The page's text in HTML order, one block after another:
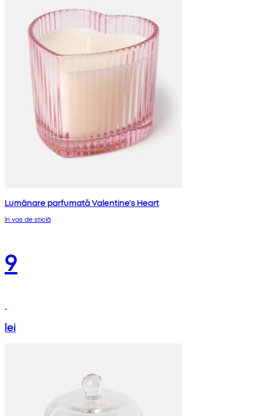
Lumânare parfumată Valentine's Heart
în vas de sticlă
9
lei